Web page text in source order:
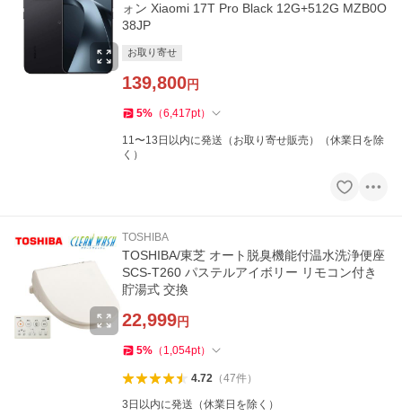
ォン Xiaomi 17T Pro Black 12G+512G MZB0O
38JP
お取り寄せ
139,800円
5% （6,417pt）
11〜13日以内に発送（お取り寄せ販売）（休業日を除
く）
TOSHIBA
TOSHIBA/東芝 オート脱臭機能付温水洗浄便座
SCS-T260 パステルアイボリー リモコン付き
貯湯式 交換
22,999円
5% （ 1,054pt）
4.72（47件）
3日以内に発送（休業日を除く）